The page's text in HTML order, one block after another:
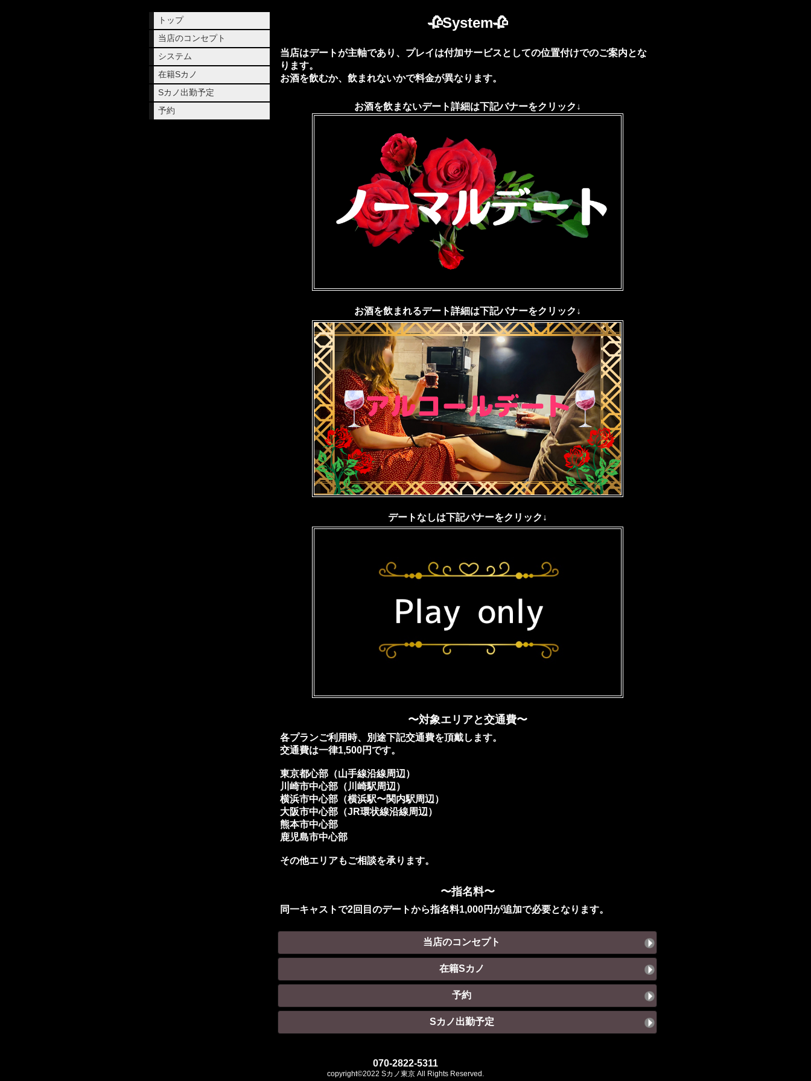
🥀System🥀
当店はデートが主軸であり、プレイは付加サービスとしての位置付けでのご案内とな
ります。
お酒を飲むか、飲まれないかで料金が異なります。
お酒を飲まないデート詳細は下記バナーをクリック↓
お酒を飲まれるデート詳細は下記バナーをクリック↓
デートなしは下記バナーをクリック↓
〜対象エリアと交通費〜
各プランご利用時、別途下記交通費を頂戴します。
交通費は一律1,500円です。
東京都心部（山手線沿線周辺）
川崎市中心部（川崎駅周辺）
横浜市中心部（横浜駅〜関内駅周辺）
大阪市中心部（JR環状線沿線周辺）
熊本市中心部
鹿児島市中心部
その他エリアもご相談を承ります。
〜指名料〜
同一キャストで2回目のデートから指名料1,000円が追加で必要となります。
当店のコンセプト
在籍Sカノ
予約
Sカノ出勤予定
トップ
当店のコンセプト
システム
在籍Sカノ
Sカノ出勤予定
予約
070-2822-5311
copyright©2022 Sカノ東京 All Rights Reserved.